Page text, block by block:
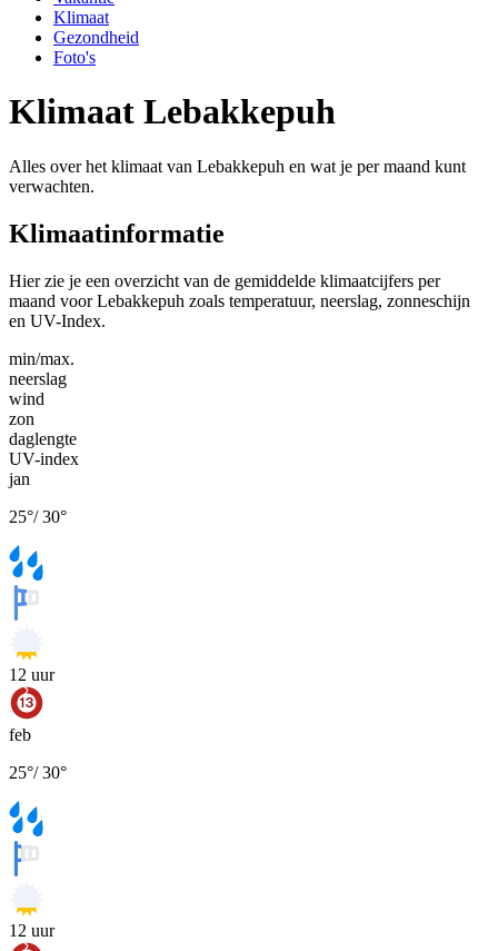
Klimaat
Gezondheid
Foto's
Klimaat Lebakkepuh
Alles over het klimaat van Lebakkepuh en wat je per maand kunt
verwachten.
Klimaatinformatie
Hier zie je een overzicht van de gemiddelde klimaatcijfers per
maand voor Lebakkepuh zoals temperatuur, neerslag, zonneschijn
en UV-Index.
min/max.
neerslag
wind
zon
daglengte
UV-index
jan
25°/30°
12 uur
feb
25°/30°
12 uur